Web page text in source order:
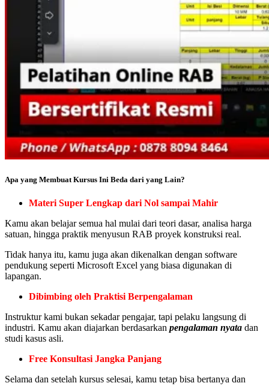
Apa yang Membuat Kursus Ini Beda dari yang Lain?
Materi Super Lengkap dari Nol sampai Mahir
Kamu akan belajar semua hal mulai dari teori dasar, analisa harga
satuan, hingga praktik menyusun RAB proyek konstruksi real.
Tidak hanya itu, kamu juga akan dikenalkan dengan software
pendukung seperti Microsoft Excel yang biasa digunakan di
lapangan.
Dibimbing oleh Praktisi Berpengalaman
Instruktur kami bukan sekadar pengajar, tapi pelaku langsung di
industri. Kamu akan diajarkan berdasarkan pengalaman nyata dan
studi kasus asli.
Free Konsultasi Jangka Panjang
Selama dan setelah kursus selesai, kamu tetap bisa bertanya dan